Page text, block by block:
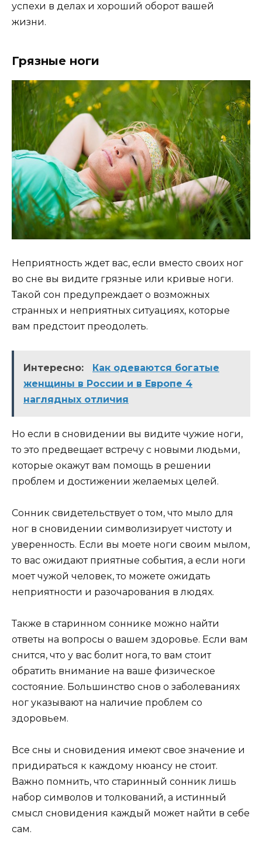
успехи в делах и хороший оборот вашей
жизни.
Грязные ноги
Неприятность ждет вас, если вместо своих ног
во сне вы видите грязные или кривые ноги.
Такой сон предупреждает о возможных
странных и неприятных ситуациях, которые
вам предстоит преодолеть.
Интересно:
Как одеваются богатые
женщины в России и в Европе 4
наглядных отличия
Но если в сновидении вы видите чужие ноги,
то это предвещает встречу с новыми людьми,
которые окажут вам помощь в решении
проблем и достижении желаемых целей.
Сонник свидетельствует о том, что мыло для
ног в сновидении символизирует чистоту и
уверенность. Если вы моете ноги своим мылом,
то вас ожидают приятные события, а если ноги
моет чужой человек, то можете ожидать
неприятности и разочарования в людях.
Также в старинном соннике можно найти
ответы на вопросы о вашем здоровье. Если вам
снится, что у вас болит нога, то вам стоит
обратить внимание на ваше физическое
состояние. Большинство снов о заболеваниях
ног указывают на наличие проблем со
здоровьем.
Все сны и сновидения имеют свое значение и
придираться к каждому нюансу не стоит.
Важно помнить, что старинный сонник лишь
набор символов и толкований, а истинный
смысл сновидения каждый может найти в себе
сам.